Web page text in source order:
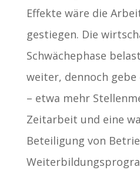
Effekte wäre die
gestiegen. Die
Schwächephase
weiter, dennoch gebe
– etwa mehr
Zeitarbeit und eine
Beteiligung von